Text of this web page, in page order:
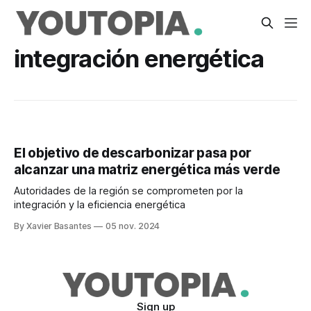
integración energética
El objetivo de descarbonizar pasa por
alcanzar una matriz energética más verde
Autoridades de la región se comprometen por la
integración y la eficiencia energética
By Xavier Basantes 05 nov. 2024
Sign up